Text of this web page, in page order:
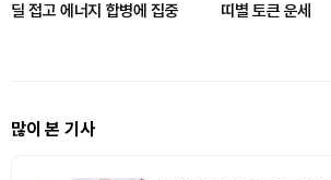
딜 접고 에너지 합병에 집중
띠별 토큰 운세
많이 본 기사